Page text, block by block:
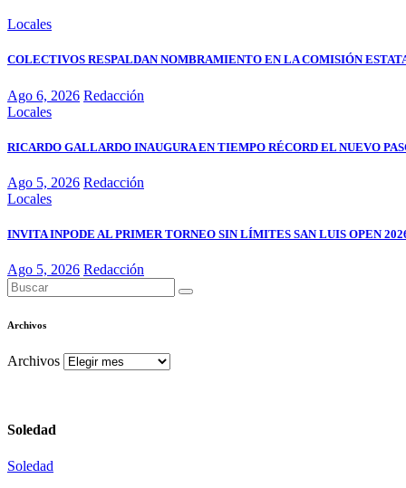
Locales
COLECTIVOS RESPALDAN NOMBRAMIENTO EN LA COMISIÓN
Ago 6, 2026 Redacción
Locales
RICARDO GALLARDO INAUGURA EN TIEMPO RÉCORD EL NUEVO
Ago 5, 2026 Redacción
Locales
INVITA INPODE AL PRIMER TORNEO SIN LÍMITES SAN LUIS OPEN
Ago 5, 2026 Redacción
Archivos
Archivos
Soledad
Soledad